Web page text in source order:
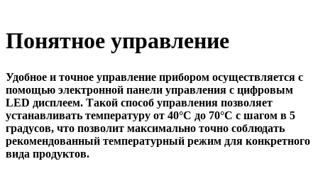
Понятное управление
Удобное и точное управление прибором осуществляется с
помощью электронной панели управления с цифровым
LED дисплеем. Такой способ управления позволяет
устанавливать температуру от 40°C до 70°C с шагом в 5
градусов, что позволит максимально точно соблюдать
рекомендованный температурный режим для конкретного
вида продуктов.